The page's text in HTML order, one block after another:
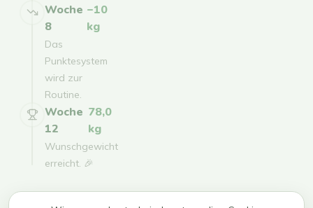
Woche
8
−10
kg
Das
Punktesystem
wird zur
Routine.
Woche
12
78,0
kg
Wunschgewicht
erreicht. 🎉